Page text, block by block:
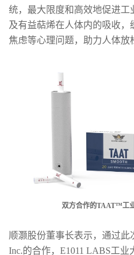
统，最大限度和高效地促进
及有益萜烯在人体内的吸收，
焦虑等心理问题，助力人体放
双方合作的TAAT™工
顺灏股份董事长表示，通过此
Inc.的合作，E1011 LABS工